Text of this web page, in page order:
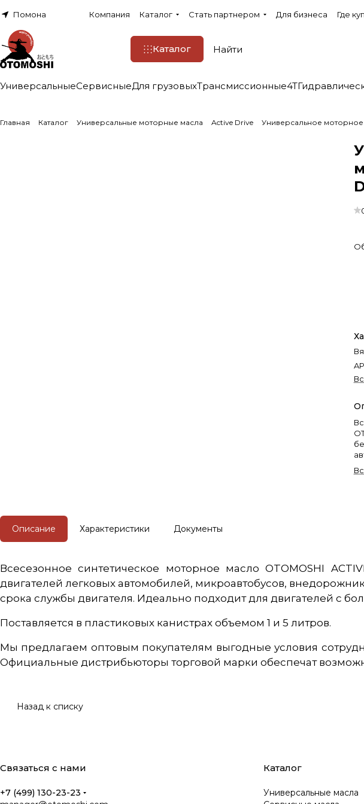
Помона Компания Каталог Стать партнером Для бизнеса Где
Каталог
УниверсальныеСервисныеДля грузовыхТрансмиссионные4T
Главная Каталог Универсальные моторные масла Active Drive Универсальное моторное
Описание Характеристики Документы
Всесезонное синтетическое моторное масло OTOMOSHI
двигателей легковых автомобилей, микроавтобусов,
срока службы двигателя. Идеально подходит для двигателей с
Поставляется в пластиковых канистрах объемом 1 и 5 литров.
Мы предлагаем оптовым покупателям выгодные условия
Официальные дистрибьюторы торговой марки обеспечат
Назад к списку
Связаться с нами
+7 (499) 130-23-23
Каталог
Универсальные масла